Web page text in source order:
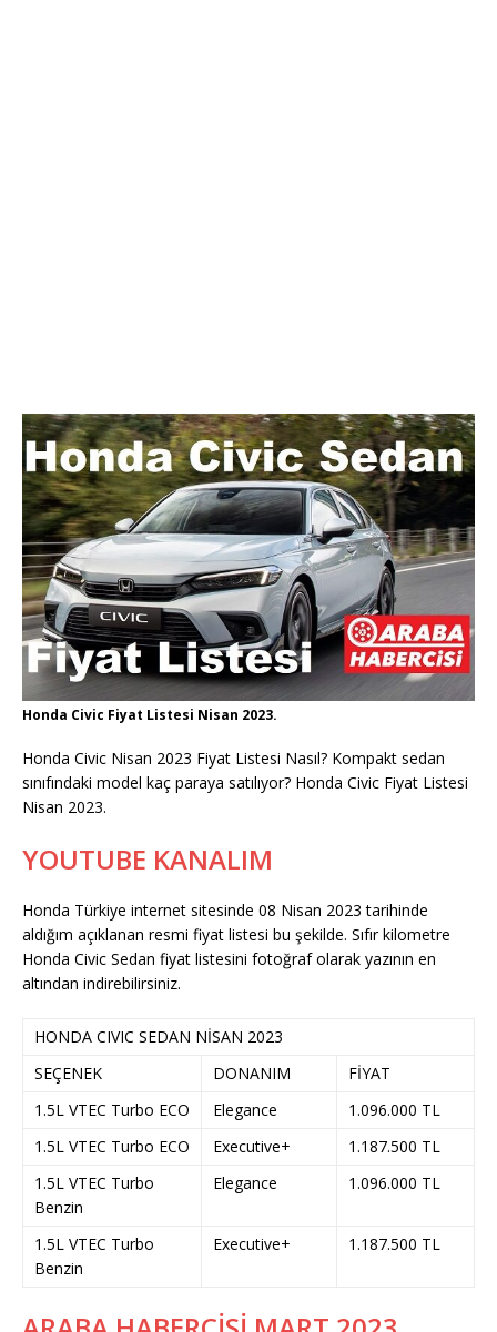
Honda Civic Fiyat Listesi Nisan 2023.
Honda Civic Nisan 2023 Fiyat Listesi Nasıl? Kompakt sedan
sınıfındaki model kaç paraya satılıyor? Honda Civic Fiyat Listesi
Nisan 2023.
YOUTUBE KANALIM
Honda Türkiye internet sitesinde 08 Nisan 2023 tarihinde
aldığım açıklanan resmi fiyat listesi bu şekilde. Sıfır kilometre
Honda Civic Sedan fiyat listesini fotoğraf olarak yazının en
altından indirebilirsiniz.
HONDA CIVIC SEDAN NİSAN 2023
SEÇENEK
DONANIM
FİYAT
1.5L VTEC Turbo ECO
Elegance
1.096.000 TL
1.5L VTEC Turbo ECO
Executive+
1.187.500 TL
1.5L VTEC Turbo
Benzin
Elegance 1.096.000 TL
1.5L VTEC Turbo
Benzin
Executive+ 1.187.500 TL